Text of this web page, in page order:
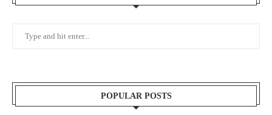
POPULAR POSTS